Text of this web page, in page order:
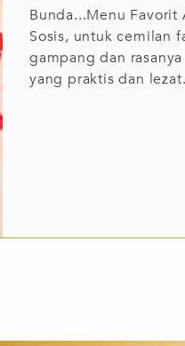
Bunda...Menu Favorit
Sosis, untuk cemilan
gampang dan
yang praktis dan lezat.